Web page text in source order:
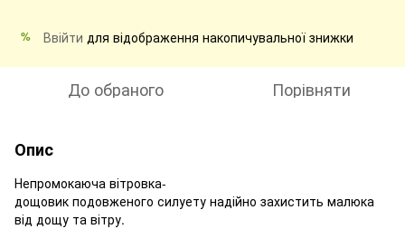
% Ввійти для відображення накопичувальної знижки
До обраного Порівняти
Опис
Непромокаюча вітровка-
дощовик подовженого силуету надійно захистить малюка
від дощу та вітру.